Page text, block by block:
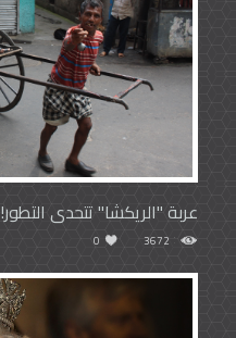
عربة "الريكشا" تتحدى التطور!
3672
0